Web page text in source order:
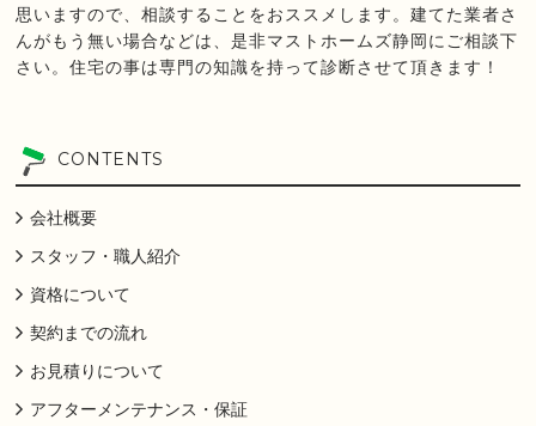
思いますので、相談することをおススメします。建てた業者さ
んがもう無い場合などは、是非マストホームズ静岡にご相談下
さい。住宅の事は専門の知識を持って診断させて頂きます！
CONTENTS
会社概要
スタッフ・職人紹介
資格について
契約までの流れ
お見積りについて
アフターメンテナンス・保証